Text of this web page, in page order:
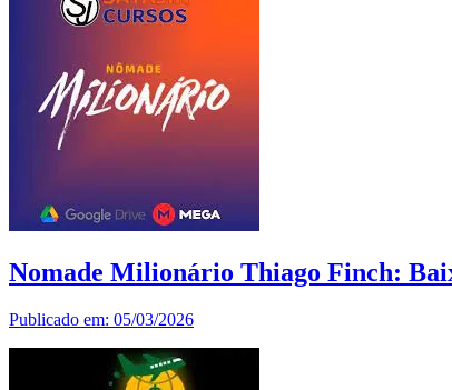
Nomade Milionário Thiago Finch:
Publicado em: 05/03/2026